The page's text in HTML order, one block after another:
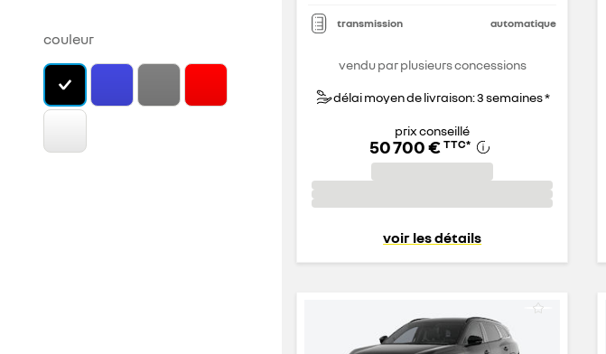
couleur
transmission automatique
vendu par plusieurs concessions
délai moyen de livraison: 3 semaines *
prix conseillé
50 700 € TTC*
voir les détails